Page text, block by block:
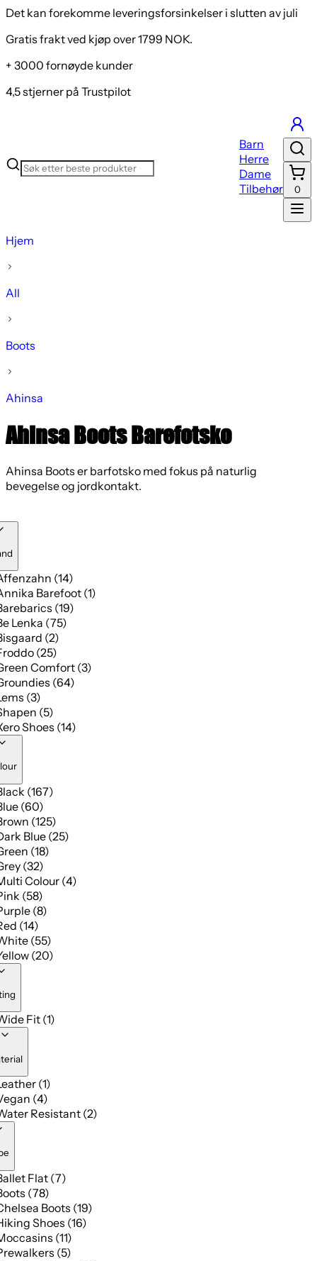
Det kan forekomme leveringsforsinkelser i slutten av juli
Gratis frakt ved kjøp over 1799 NOK.
+ 3000 fornøyde kunder
4,5 stjerner på Trustpilot
Barn
Herre
Dame
Tilbehør
0
Hjem
All
Boots
Ahinsa
Ahinsa Boots Barefotsko
Ahinsa Boots er barfotsko med fokus på naturlig
bevegelse og jordkontakt.
(14)
Barefoot (1)
(19)
Lenka (75)
(2)
(25)
Comfort (3)
(64)
(3)
(5)
Shoes (14)
(167)
(60)
(125)
Blue (25)
(18)
(32)
Colour (4)
(58)
(8)
(14)
(55)
(20)
Fit (1)
(1)
(4)
Resistant (2)
Flat (7)
(78)
Boots (19)
Shoes (16)
(11)
(5)